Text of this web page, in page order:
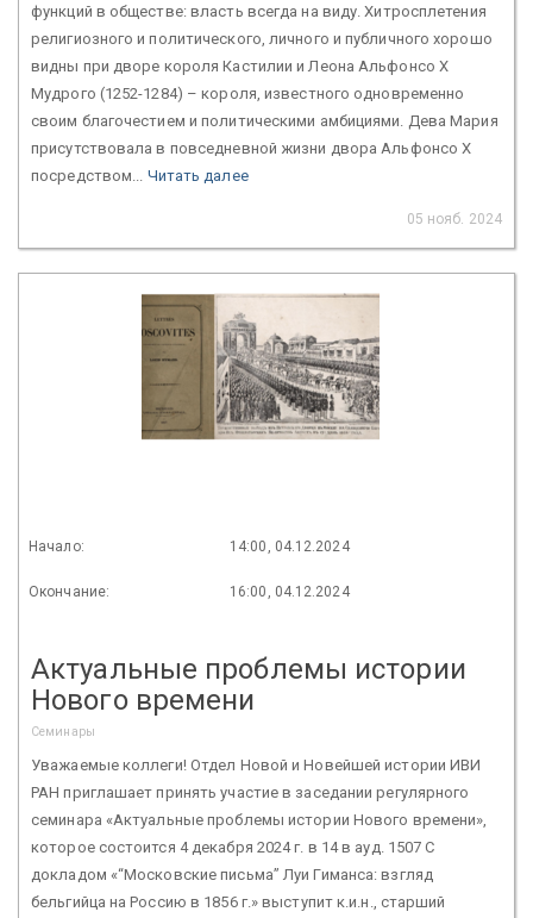
функций в обществе: власть всегда на виду. Хитросплетения
религиозного и политического, личного и публичного хорошо
видны при дворе короля Кастилии и Леона Альфонсо Х
Мудрого (1252-1284) – короля, известного одновременно
своим благочестием и политическими амбициями. Дева Мария
присутствовала в повседневной жизни двора Альфонсо Х
посредством... Читать далее
05 нояб. 2024
Начало: 14:00, 04.12.2024
Окончание: 16:00, 04.12.2024
Актуальные проблемы истории
Нового времени
Семинары
Уважаемые коллеги! Отдел Новой и Новейшей истории ИВИ
РАН приглашает принять участие в заседании регулярного
семинара «Актуальные проблемы истории Нового времени»,
которое состоится 4 декабря 2024 г. в 14 в ауд. 1507 С
докладом «“Московские письма” Луи Гиманса: взгляд
бельгийца на Россию в 1856 г.» выступит к.и.н., старший